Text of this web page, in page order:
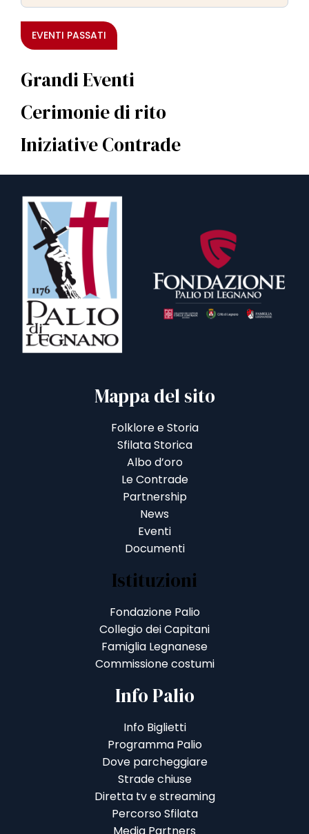
EVENTI PASSATI
Grandi Eventi
Cerimonie di rito
Iniziative Contrade
Mappa del sito
Folklore e Storia
Sfilata Storica
Albo d’oro
Le Contrade
Partnership
News
Eventi
Documenti
Istituzioni
Fondazione Palio
Collegio dei Capitani
Famiglia Legnanese
Commissione costumi
Info Palio
Info Biglietti
Programma Palio
Dove parcheggiare
Strade chiuse
Diretta tv e streaming
Percorso Sfilata